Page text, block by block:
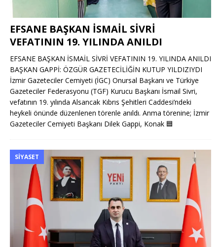
EFSANE BAŞKAN İSMAİL SİVRİ
VEFATININ 19. YILINDA ANILDI
EFSANE BAŞKAN İSMAİL SİVRİ VEFATININ 19. YILINDA ANILDI
BAŞKAN GAPPİ: ÖZGÜR GAZETECİLİĞİN KUTUP YILDIZIYDI
İzmir Gazeteciler Cemiyeti (İGC) Onursal Başkanı ve Türkiye
Gazeteciler Federasyonu (TGF) Kurucu Başkanı İsmail Sivri,
vefatının 19. yılında Alsancak Kıbrıs Şehitleri Caddesi’ndeki
heykeli önünde düzenlenen törenle anıldı. Anma törenine; İzmir
Gazeteciler Cemiyeti Başkanı Dilek Gappi, Konak 🟦
SIYASET